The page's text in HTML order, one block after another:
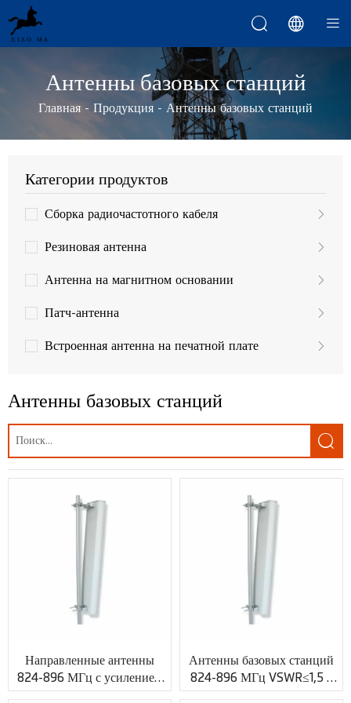
  
Антенны базовых станций
Главная - Продукция - Антенны базовых станций
Категории продуктов
Сборка радиочастотного кабеля
Резиновая антенна
Антенна на магнитном основании
Патч-антенна
Встроенная антенна на печатной плате
Антенна LoRa
Антенны MIMO
Антенны LTE
Антенны 3G
Антенны GSM/UMTS
WLAN, Wifi антенна
Антенна для помещений
Антенны базовых станций

Направленные антенны
824-896 МГц с усилением
15 дБи и разъемом N XMR-
Антенны базовых станций
824-896 МГц VSWR≤1,5 с
индивидуальным ВЧ-